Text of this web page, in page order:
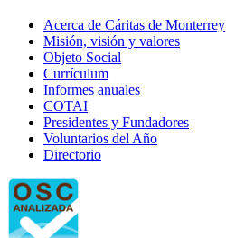
Acerca de Cáritas de Monterrey
Misión, visión y valores
Objeto Social
Currículum
Informes anuales
COTAI
Presidentes y Fundadores
Voluntarios del Año
Directorio